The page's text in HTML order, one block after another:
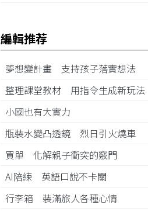
編輯推荐
夢想變計畫 支持孩子落實想法
整理課堂教材 用指令生成新玩法
小國也有大實力
瓶裝水變凸透鏡 烈日引火燒車
買單 化解親子衝突的竅門
AI陪練 英語口說不卡關
行李箱 裝滿旅人各種心情